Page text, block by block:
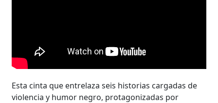
Esta cinta que entrelaza seis historias cargadas de
violencia y humor negro, protagonizadas por